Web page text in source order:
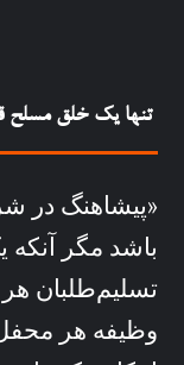
تنها یک خلق مسلح
«پیشاهنگ در
باشد مگر آنکه
تسليم‌طلبان
وظيفه هر